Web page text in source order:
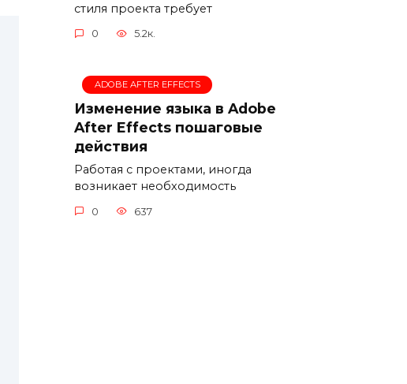
стиля проекта требует
0 5.2к.
ADOBE AFTER EFFECTS
Изменение языка в Adobe
After Effects пошаговые
действия
Работая с проектами, иногда
возникает необходимость
0 637